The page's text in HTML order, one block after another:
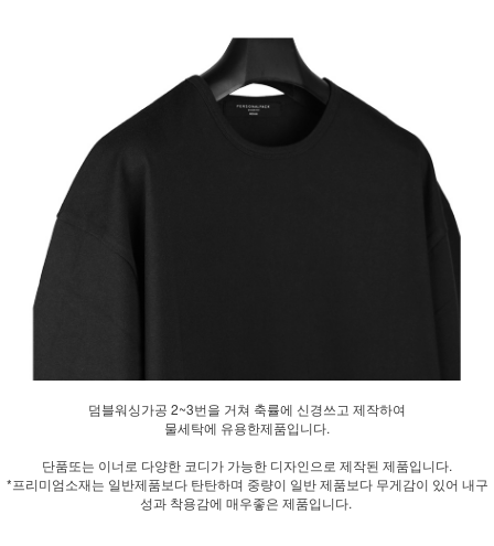
덤블워싱가공 2~3번을 거쳐 축률에 신경쓰고 제작하여
물세탁에 유용한제품입니다.
단품또는 이너로 다양한 코디가 가능한 디자인으로 제작된 제품입니다.
*프리미엄소재는 일반제품보다 탄탄하며 중량이 일반 제품보다 무게감이 있어 내구
성과 착용감에 매우좋은 제품입니다.